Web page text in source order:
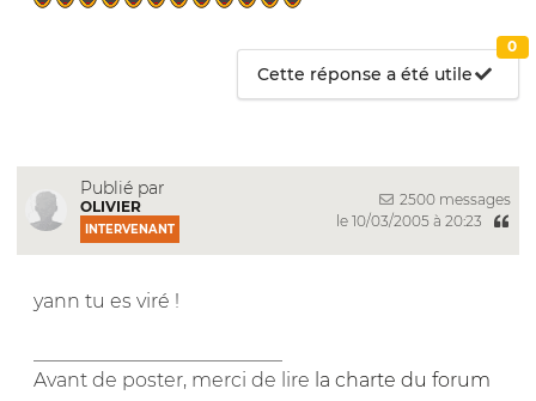
Cette réponse a été utile
0
Publié par
OLIVIER
INTERVENANT
2500 messages
le 10/03/2005 à 20:23
yann tu es viré !
Avant de poster, merci de lire la charte du forum